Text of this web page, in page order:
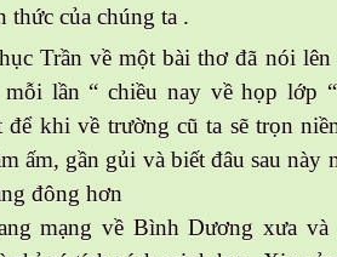
thức của chúng ta .
Trần về một bài thơ đã nói lên
lần “ chiều nay về họp lớp
để khi về trường cũ ta sẽ trọn
ấm, gần gủi và biết đâu sau này
đông hơn
mạng về Bình Dương xưa và